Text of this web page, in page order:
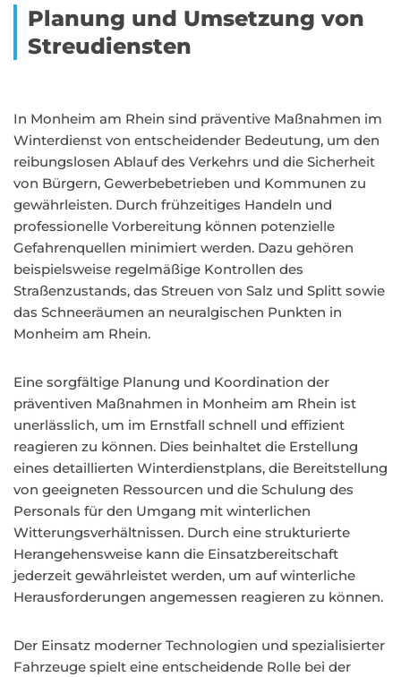
Planung und Umsetzung von
Streudiensten
In Monheim am Rhein sind präventive Maßnahmen im
Winterdienst von entscheidender Bedeutung, um den
reibungslosen Ablauf des Verkehrs und die Sicherheit
von Bürgern, Gewerbebetrieben und Kommunen zu
gewährleisten. Durch frühzeitiges Handeln und
professionelle Vorbereitung können potenzielle
Gefahrenquellen minimiert werden. Dazu gehören
beispielsweise regelmäßige Kontrollen des
Straßenzustands, das Streuen von Salz und Splitt sowie
das Schneeräumen an neuralgischen Punkten in
Monheim am Rhein.
Eine sorgfältige Planung und Koordination der
präventiven Maßnahmen in Monheim am Rhein ist
unerlässlich, um im Ernstfall schnell und effizient
reagieren zu können. Dies beinhaltet die Erstellung
eines detaillierten Winterdienstplans, die Bereitstellung
von geeigneten Ressourcen und die Schulung des
Personals für den Umgang mit winterlichen
Witterungsverhältnissen. Durch eine strukturierte
Herangehensweise kann die Einsatzbereitschaft
jederzeit gewährleistet werden, um auf winterliche
Herausforderungen angemessen reagieren zu können.
Der Einsatz moderner Technologien und spezialisierter
Fahrzeuge spielt eine entscheidende Rolle bei der